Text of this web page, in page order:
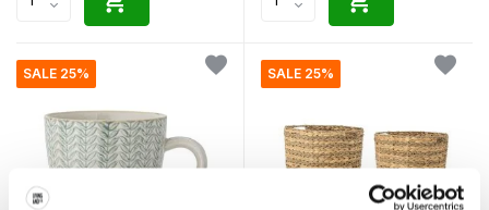
SALE 25% SALE 25%